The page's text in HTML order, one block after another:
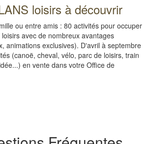
loisirs à découvrir
ou entre amis : 80 activités pour occuper
avec de nombreux avantages
animations exclusives). D'avril à septembre
(canoë, cheval, vélo, parc de loisirs, train
en vente dans votre Office de